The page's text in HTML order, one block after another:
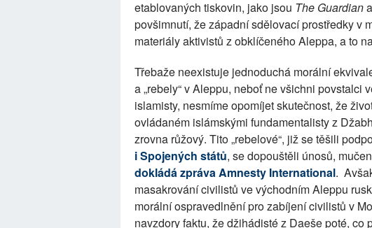
etablovaných tiskovin, jako jsou The Guardiana
povšimnutí, že západní sdělovací prostředky v
materiály aktivistů z obklíčeného Aleppa, a to
Třebaže neexistuje jednoduchá morální
a „rebely“ v Aleppu, neboť ne všichni povstalci
islamisty, nesmíme opomíjet skutečnost, že
ovládaném islámskými fundamentalisty z
zrovna růžový. Tito „rebelové“, již se těšili
i Spojených států, se dopouštěli únosů,
dokládá zpráva Amnesty International.
masakrování civilistů ve východním Aleppu
morální ospravedlnění pro zabíjení civilistů v
navzdory faktu, že džihádisté z Daeše poté, co